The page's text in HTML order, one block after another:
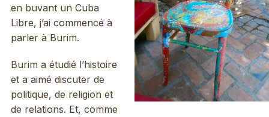
en buvant un Cuba
Libre, j’ai commencé à
parler à Burim.
Burim a étudié l’histoire
et a aimé discuter de
politique, de religion et
de relations. Et, comme